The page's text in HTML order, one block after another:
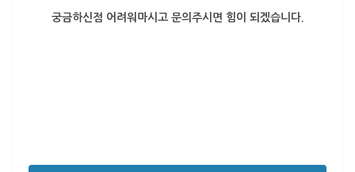
궁금하신점 어려워마시고 문의주시면 힘이 되겠습니다.